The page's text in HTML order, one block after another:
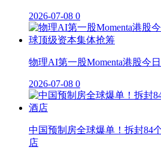
2026-07-08 0
物理AI第一股Momenta港股今
2026-07-08 0
中国预制房全球爆单！拆封84
店